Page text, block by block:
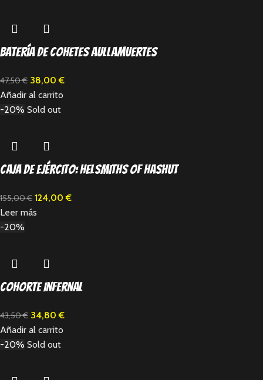
Batería de cohetes aullamuertes
47,50€ 38,00€
Añadir al carrito
-20% Sold out
Caja de ejército: Helsmiths of Hashut
155,00€ 124,00€
Leer más
-20%
Cohorte Infernal
43,50€ 34,80€
Añadir al carrito
-20% Sold out